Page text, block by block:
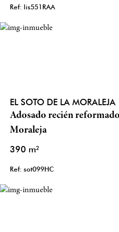
Ref: lis551RAA
EL SOTO DE LA MORALEJA
Adosado recién
Moraleja
390 m²
Ref: sot099HC